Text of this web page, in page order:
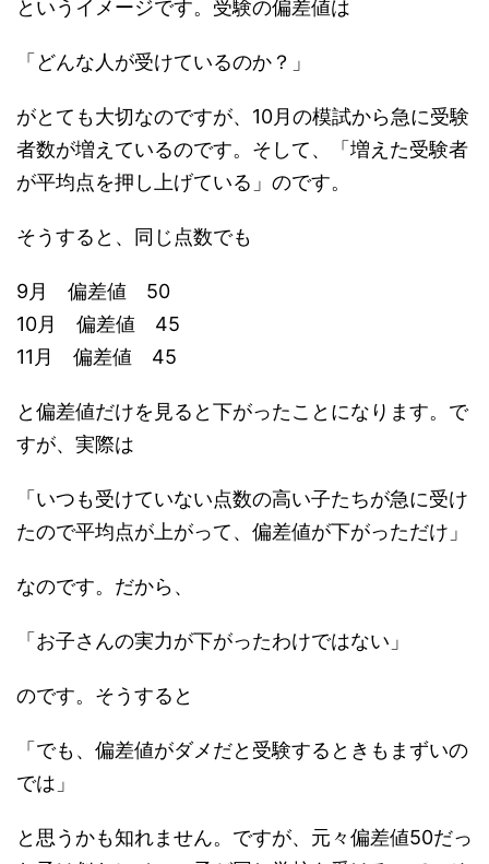
というイメージです。受験の偏差値は
「どんな人が受けているのか？」
がとても大切なのですが、10月の模試から急に受験
者数が増えているのです。そして、「増えた受験者
が平均点を押し上げている」のです。
そうすると、同じ点数でも
9月 偏差値 50
10月 偏差値 45
11月 偏差値 45
と偏差値だけを見ると下がったことになります。で
すが、実際は
「いつも受けていない点数の高い子たちが急に受け
たので平均点が上がって、偏差値が下がっただけ」
なのです。だから、
「お子さんの実力が下がったわけではない」
のです。そうすると
「でも、偏差値がダメだと受験するときもまずいの
では」
と思うかも知れません。ですが、元々偏差値50だっ